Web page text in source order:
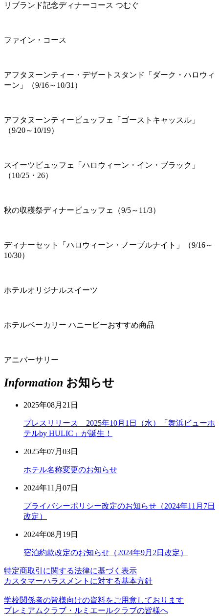
リブランド記念ディナーコース つむぐ
ファイン・コース
アフタヌーンティー・デザートスタンド「ダーク・ハロウィ
ーン」（9/16～10/31）
アフタヌーンティービュッフェ「ゴーストキャッスル」
（9/20～10/19）
スイーツビュッフェ「ハロウィーン・イン・ブラック」
（10/25・26）
秋の収穫祭ディナービュッフェ（9/5～11/3）
ディナーセット「ハロウィーン・ノーブルナイト」（9/16～
10/30）
ホテルオリジナルスイーツ
ホテルベーカリー ハニービーおすすめ商品
アニバーサリー
Information お知らせ
2025年08月21日
プレスリリース 2025年10月1日（水）「舞浜ビューホ
テルby HULIC」が誕生！
2025年07月03日
ホテル名称変更のお知らせ
2024年11月07日
プライバシーポリシー改定のお知らせ（2024年11月7日
改定）
2024年08月19日
宿泊約款改定のお知らせ（2024年9月2日改定）
特定商取引に関する法律に基づく表示
カスタマーハラスメントに対する基本方針
学校関係者の皆様向けの資料をご用意しております
プレミアムクラブ・ルミエールクラブの皆様へ